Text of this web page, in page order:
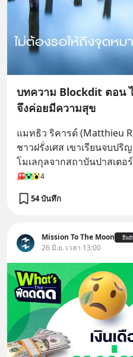
บทความ Blockdit ตอน
จึงค่อยมีความสุข
แมทธิว ริคารด์ (Matthieu
ชาวฝรั่งเศส เขาเรียนจบป
โมเลกุลจากสถาบันปาสเตอ
4
54 บันทึก
Mission To The Moon ยืน
26 มิ.ย. เวลา 13:00